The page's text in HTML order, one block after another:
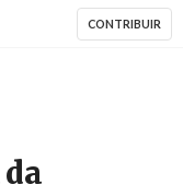
CONTRIBUIR